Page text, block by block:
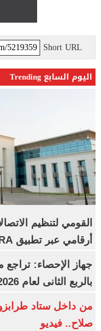
Short URL
اليوم السابع Trending
القومي لتنظيم
أرقامي عبر تطبيق My NTRA
بالربع الثانى لعام 2026
من داخل ستاد
صلاح.. فيديو